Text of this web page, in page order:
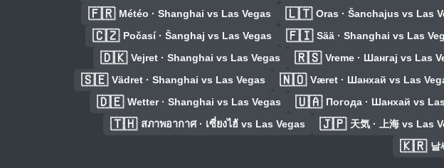
🇫🇷 Météo · Shanghai vs Las Vegas 🇱🇹 Oras · Šanchajus vs Las
🇨🇿 Počasí · Šanghaj vs Las Vegas 🇫🇮 Sää · Shanghai vs Las
🇩🇰 Vejret · Shanghai vs Las Vegas 🇷🇸 Vreme · Шангај vs Las
🇸🇪 Vädret · Shanghai vs Las Vegas 🇳🇴 Været · Шанхай vs Las
🇩🇪 Wetter · Shanghai vs Las Vegas 🇺🇦 Погода · Шанхай vs
🇹🇭 สภาพอากาศ · เซี่ยงไฮ้ vs Las Vegas 🇯🇵 天気 · 上海 vs Las
🇰🇷 날